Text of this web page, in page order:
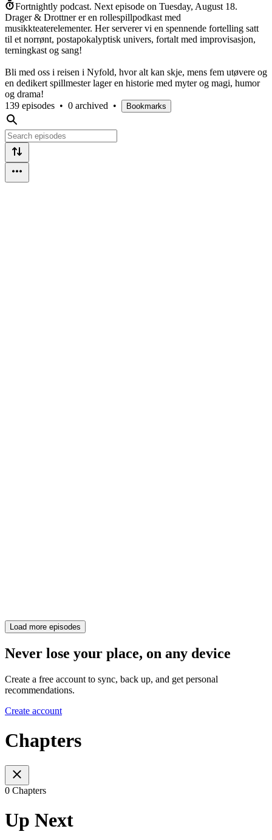
Fortnightly podcast. Next episode on Tuesday, August 18.
Drager & Drottner er en rollespillpodkast med
musikkteaterelementer. Her serverer vi en spennende fortelling satt
til et norrønt, postapokalyptisk univers, fortalt med improvisasjon,
terningkast og sang!
Bli med oss i reisen i Nyfold, hvor alt kan skje, mens fem utøvere og
en dedikert spillmester lager en historie med myter og magi, humor
og drama!
139 episodes • 0 archived • Bookmarks
Load more episodes
Never lose your place, on any device
Create a free account to sync, back up, and get personal
recommendations.
Create account
Chapters
0 Chapters
Up Next